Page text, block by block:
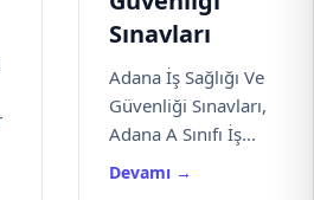
Sınavları
Adana İş Sağlığı Ve
Güvenliği Sınavları,
Adana A Sınıfı İş...
Devamı →